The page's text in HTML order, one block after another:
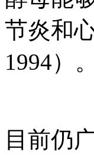
节炎和
1994）。
目前仍